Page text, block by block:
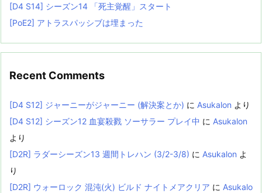
[D4 S14] シーズン14 「死主覚醒」スタート
[PoE2] アトラスパッシブは埋まった
Recent Comments
[D4 S12] ジャーニーがジャーニー (解決案とか) に Asukalon より
[D4 S12] シーズン12 血宴殺戮 ソーサラー プレイ中 に Asukalon
より
[D2R] ラダーシーズン13 週間トレハン (3/2-3/8) に Asukalon よ
り
[D2R] ウォーロック 混沌(火) ビルド ナイトメアクリア に Asukalo